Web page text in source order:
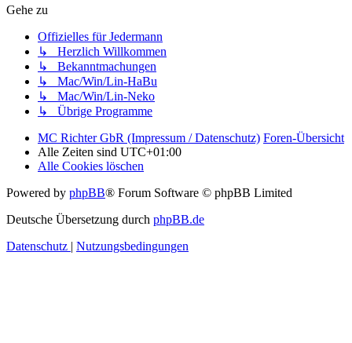
Gehe zu
Offizielles für Jedermann
↳ Herzlich Willkommen
↳ Bekanntmachungen
↳ Mac/Win/Lin-HaBu
↳ Mac/Win/Lin-Neko
↳ Übrige Programme
MC Richter GbR (Impressum / Datenschutz) Foren-Übersicht
Alle Zeiten sind UTC+01:00
Alle Cookies löschen
Powered by phpBB® Forum Software © phpBB Limited
Deutsche Übersetzung durch phpBB.de
Datenschutz | Nutzungsbedingungen